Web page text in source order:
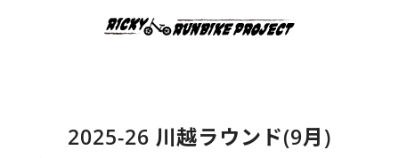
2025-26 川越ラウンド(9月)